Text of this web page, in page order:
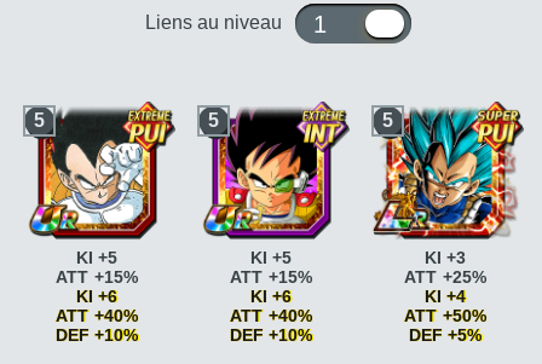
Liens au niveau 1 ou 10
5
KI +5
ATT +15%
KI +6
ATT +40%
DEF +10%
5
KI +5
ATT +15%
KI +6
ATT +40%
DEF +10%
5
KI +3
ATT +25%
KI +4
ATT +50%
DEF +5%